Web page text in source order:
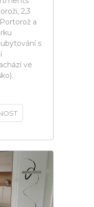
2,3
a
ubytování s
ve